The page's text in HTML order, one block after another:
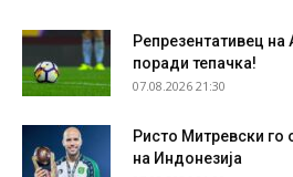
Репрезентативец на
поради тепачка!
07.08.2026 21:30
Ристо Митревски го
на Индонезија